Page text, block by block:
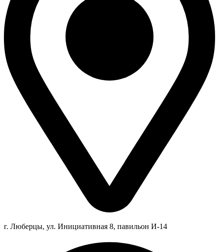
г. Люберцы, ул. Инициативная 8, павильон И-14